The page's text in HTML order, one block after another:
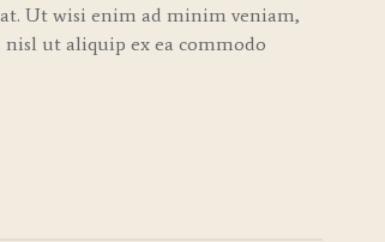
Ut wisi enim ad minim veniam,
ut aliquip ex ea commodo